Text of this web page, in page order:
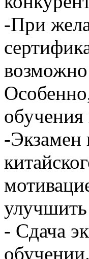
-При
обучения
-Экзамен
- Сдача